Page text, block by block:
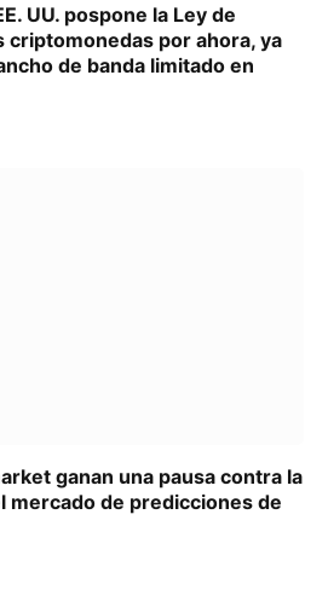
UU. pospone la Ley de
criptomonedas por ahora, ya
de banda limitado en
ganan una pausa contra la
mercado de predicciones de